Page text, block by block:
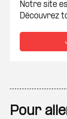
Notre site
Découvrez
Pour